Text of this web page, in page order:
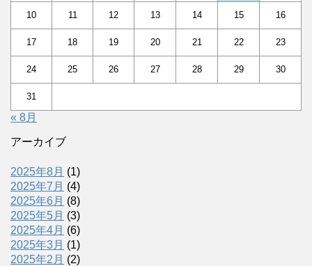
10 11 12 13 14 15 16
17 18 19 20 21 22 23
24 25 26 27 28 29 30
31
« 8月
アーカイブ
2025年8月 (1)
2025年7月 (4)
2025年6月 (8)
2025年5月 (3)
2025年4月 (6)
2025年3月 (1)
2025年2月 (2)